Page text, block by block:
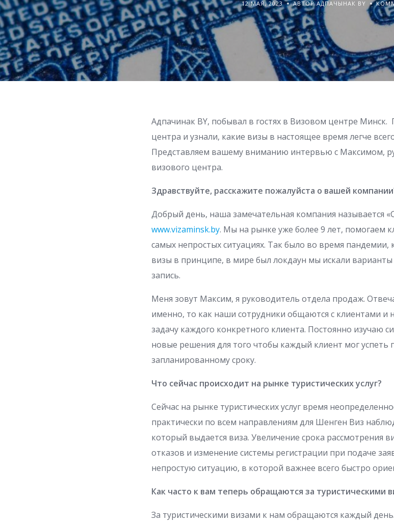
12 МАЯ, 2023 АВТОР АДПАЧЫНАК BY
Адпачинак BY, побывал в гостях в Визовом центре
центра и узнали, какие визы в настоящее время легче
Представляем вашему вниманию интервью с Максимом,
визового центра.
Здравствуйте, расскажите пожалуйста о вашей
Добрый день, наша замечательная компания называется
www.vizaminsk.by. Мы на рынке уже более 9 лет, помогаем
самых непростых ситуациях. Так было во время пандемии,
визы в принципе, в мире был локдаун мы искали
запись.
Меня зовут Максим, я руководитель отдела продаж.
именно, то как наши сотрудники общаются с клиентами
задачу каждого конкретного клиента. Постоянно изучаю
новые решения для того чтобы каждый клиент мог успеть
запланированному сроку.
Что сейчас происходит на рынке туристических услуг?
Сейчас на рынке туристических услуг время
практически по всем направлениям для Шенген Виз
который выдается виза. Увеличение срока рассмотрения
отказов и изменение системы регистрации при подаче
непростую ситуацию, в которой важнее всего быстро
Как часто к вам теперь обращаются за туристическими
За туристическими визами к нам обращаются каждый